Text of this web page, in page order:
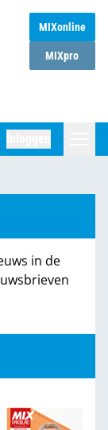
MIXonline
MIXpro
in de